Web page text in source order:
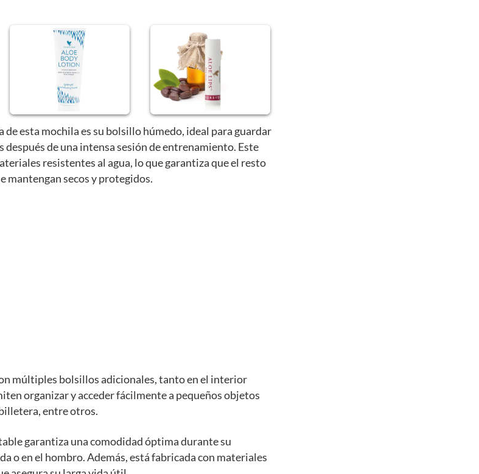
esta mochila es su bolsillo húmedo, ideal para guardar
después de una intensa sesión de entrenamiento. Este
resistentes al agua, lo que garantiza que el resto
mantengan secos y protegidos.
múltiples bolsillos adicionales, tanto en el interior
organizar y acceder fácilmente a pequeños objetos
entre otros.
garantiza una comodidad óptima durante su
o en el hombro. Además, está fabricada con materiales